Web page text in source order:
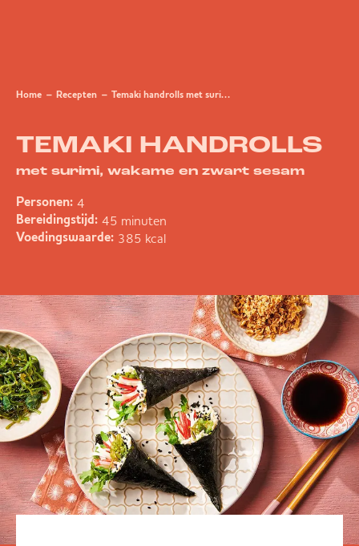
Home Recepten Temaki handrolls met surimi, wakame en zwart sesam
TEMAKI HANDROLLS
met surimi, wakame en zwart sesam
Personen: 4
Bereidingstijd: 45 minuten
Voedingswaarde: 385 kcal